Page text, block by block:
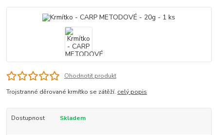
Ohodnotit produkt
Trojstranné děrované krmítko se zátěží. celý popis
Dostupnost Skladem